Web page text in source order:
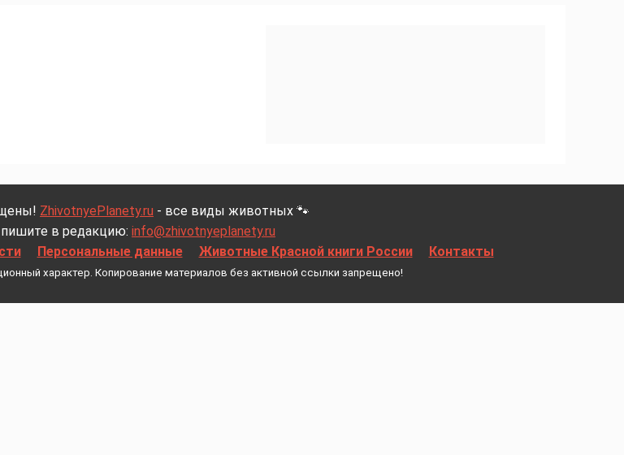
ZhivotnyePlanety.ru - все виды животных 🐾
в редакцию: info@zhivotnyeplanety.ru
Персональные данные Животные Красной книги России Контакты
характер. Копирование материалов без активной ссылки запрещено!